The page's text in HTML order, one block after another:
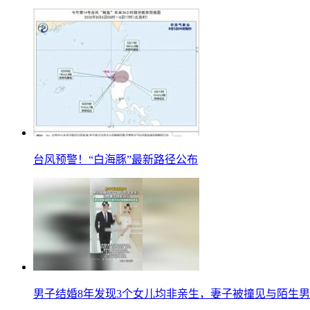
台风预警！“白海豚”最新路径公布
男子结婚8年发现3个女儿均非亲生，妻子被撞见与陌生